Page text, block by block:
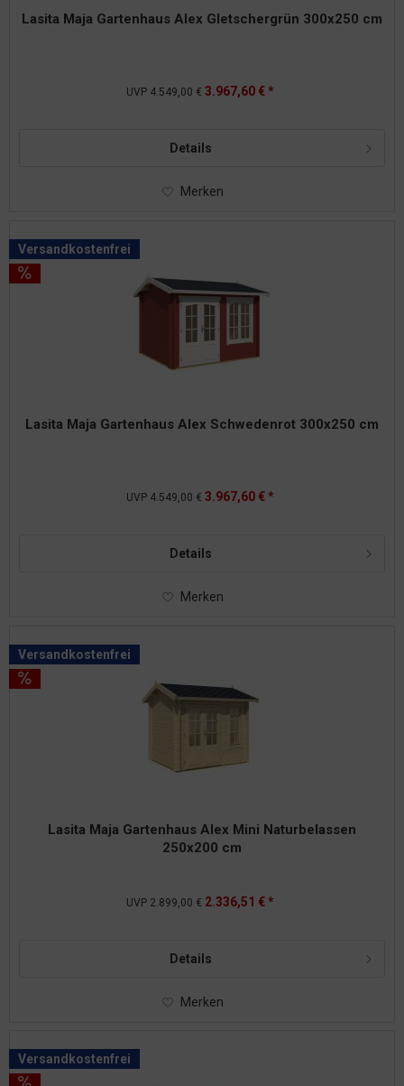
Lasita Maja Gartenhaus Alex Gletschergrün 300x250 cm
UVP 4.549,00 € 3.967,60 € *
Details
Merken
Versandkostenfrei
Lasita Maja Gartenhaus Alex Schwedenrot 300x250 cm
UVP 4.549,00 € 3.967,60 € *
Details
Merken
Versandkostenfrei
Lasita Maja Gartenhaus Alex Mini Naturbelassen
250x200 cm
UVP 2.899,00 € 2.336,51 € *
Details
Merken
Versandkostenfrei